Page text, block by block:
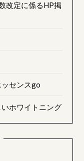
改定に係るHP掲
センスgo
ホワイトニング